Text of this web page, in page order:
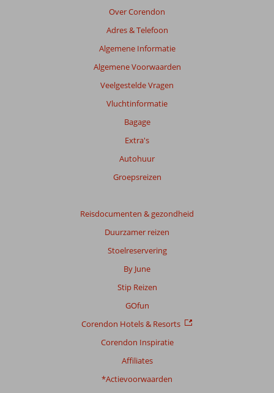
Over Corendon
Adres & Telefoon
Algemene Informatie
Algemene Voorwaarden
Veelgestelde Vragen
Vluchtinformatie
Bagage
Extra's
Autohuur
Groepsreizen
Reisdocumenten & gezondheid
Duurzamer reizen
Stoelreservering
By June
Stip Reizen
GOfun
Corendon Hotels & Resorts
Corendon Inspiratie
Affiliates
*Actievoorwaarden